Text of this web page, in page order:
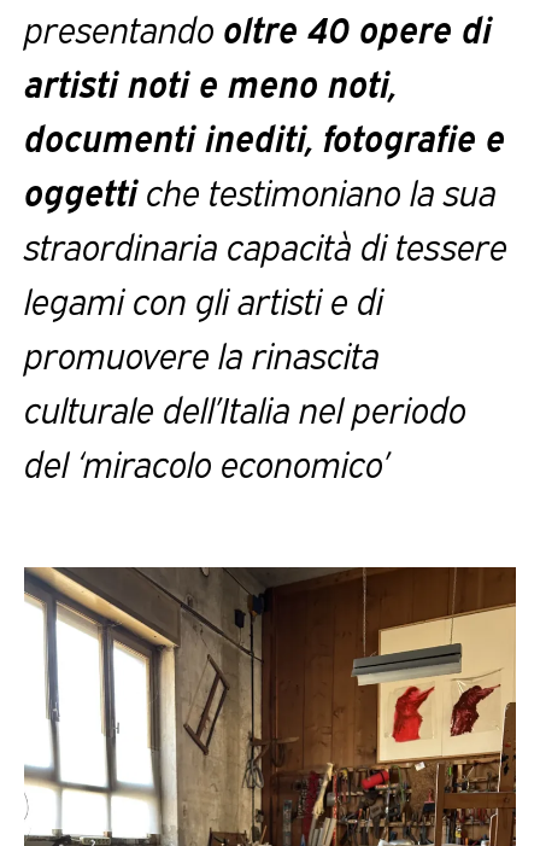
presentando oltre 40 opere di
artisti noti e meno noti,
documenti inediti, fotografie e
oggettiche testimoniano la sua
straordinaria capacità di tessere
legami con gli artisti e di
promuovere la rinascita
culturale dell’Italia nel periodo
del ‘miracolo economico’